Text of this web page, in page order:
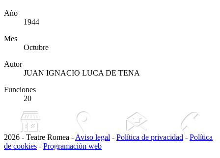
Año
1944
Mes
Octubre
Autor
JUAN IGNACIO LUCA DE TENA
Funciones
20
2026 - Teatre Romea - Aviso legal - Política de privacidad - Política
de cookies - Programación web